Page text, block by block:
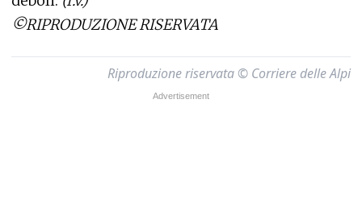
©RIPRODUZIONE RISERVATA
Riproduzione riservata © Corriere delle Alpi